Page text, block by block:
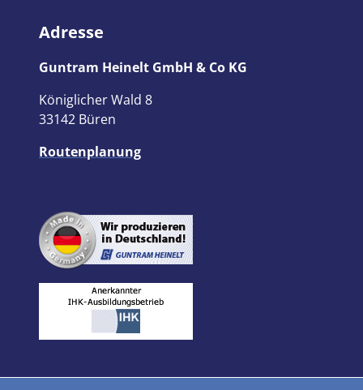
Adresse
Guntram Heinelt GmbH & Co KG
Königlicher Wald 8
33142 Büren
Routenplanung